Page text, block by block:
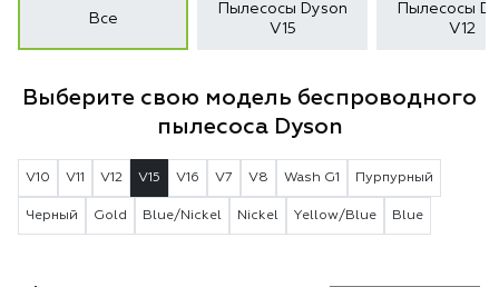
Все
Пылесосы Dyson
V15
Пылесосы
V12
Выберите свою модель беспроводного
пылесоса Dyson
V10 V11 V12 V15 V16 V7 V8 Wash G1 Пурпурный
Черный Gold Blue/Nickel Nickel Yellow/Blue Blue